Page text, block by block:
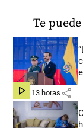
Te
hace 13 horas share